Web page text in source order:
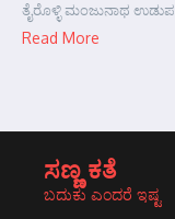
ತೈರೊಳ್ಳಿ ಮಂಜುನಾಥ ಉಡುಪ
Read More
ಸಣ್ಣ ಕತೆ
ಬದುಕು ಎಂದರೆ ಇಷ್ಟ